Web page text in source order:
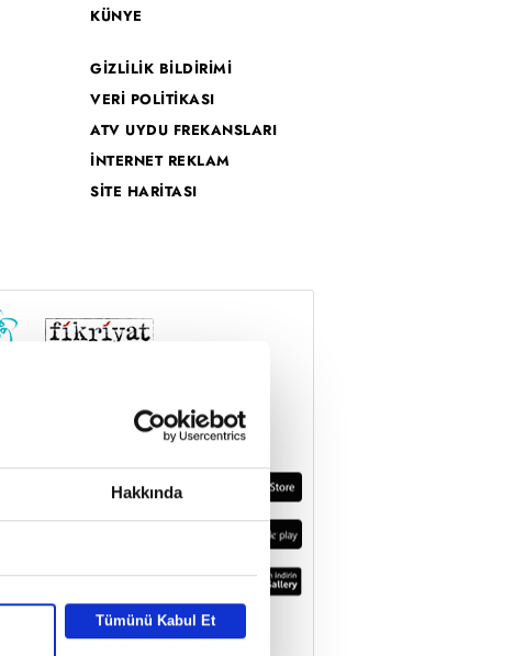
Hakkında
Tümünü Kabul Et
KÜNYE
GİZLİLİK BİLDİRİMİ
VERİ POLİTİKASI
ATV UYDU FREKANSLARI
İNTERNET REKLAM
SİTE HARİTASI